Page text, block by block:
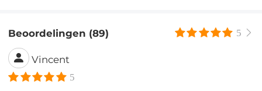
Beoordelingen (89) 5
Vincent
5